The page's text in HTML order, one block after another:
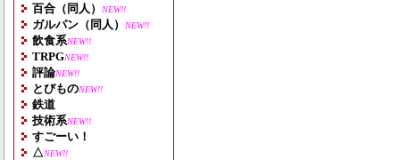
百合（同人） NEW!!
ガルパン（同人） NEW!!
飲食系NEW!!
TRPGNEW!!
評論NEW!!
とびものNEW!!
鉄道
技術系NEW!!
すごーい！
△NEW!!